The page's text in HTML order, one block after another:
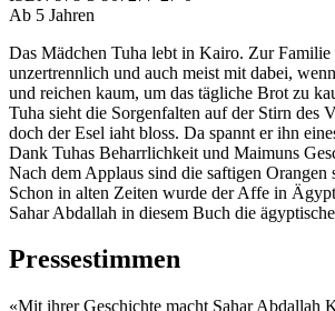
Ab 5 Jahren
Das Mädchen Tuha lebt in Kairo. Zur
unzertrennlich und auch meist mit dabei,
und reichen kaum, um das tägliche Brot zu
Tuha sieht die Sorgenfalten auf der Stirn des
doch der Esel iaht bloss. Da spannt er ihn
Dank Tuhas Beharrlichkeit und Maimuns
Nach dem Applaus sind die saftigen
Schon in alten Zeiten wurde der Affe in
Sahar Abdallah in diesem Buch die
Pressestimmen
«Mit ihrer Geschichte macht Sahar Abdallah